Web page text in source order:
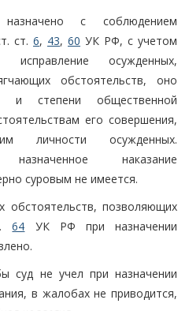
с соблюдением
ст. 6, 43, 60 УК РФ, с учетом
осужденных,
обстоятельств, оно
и степени общественной
его совершения,
личности осужденных.
наказание
суровым не имеется.
обстоятельств, позволяющих
64 УК РФ при назначении
суд не учел при назначении
в жалобах не приводится,